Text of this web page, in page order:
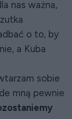
nas ważna,
o to, by
a Kuba
sobie
mną pewnie